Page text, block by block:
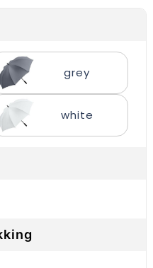
grey
white